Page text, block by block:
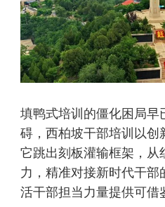
填鸭式培训的僵化困局早
碍，西柏坡干部培训以创
它跳出刻板灌输框架，从
力，精准对接新时代干部
活干部担当力量提供可借